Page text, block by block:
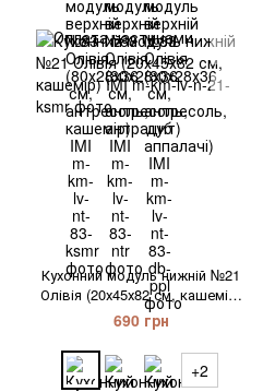
Кухонний модуль нижній №21
Олівія (20х45х82 см, кашемір)
IMI
690 грн
+2